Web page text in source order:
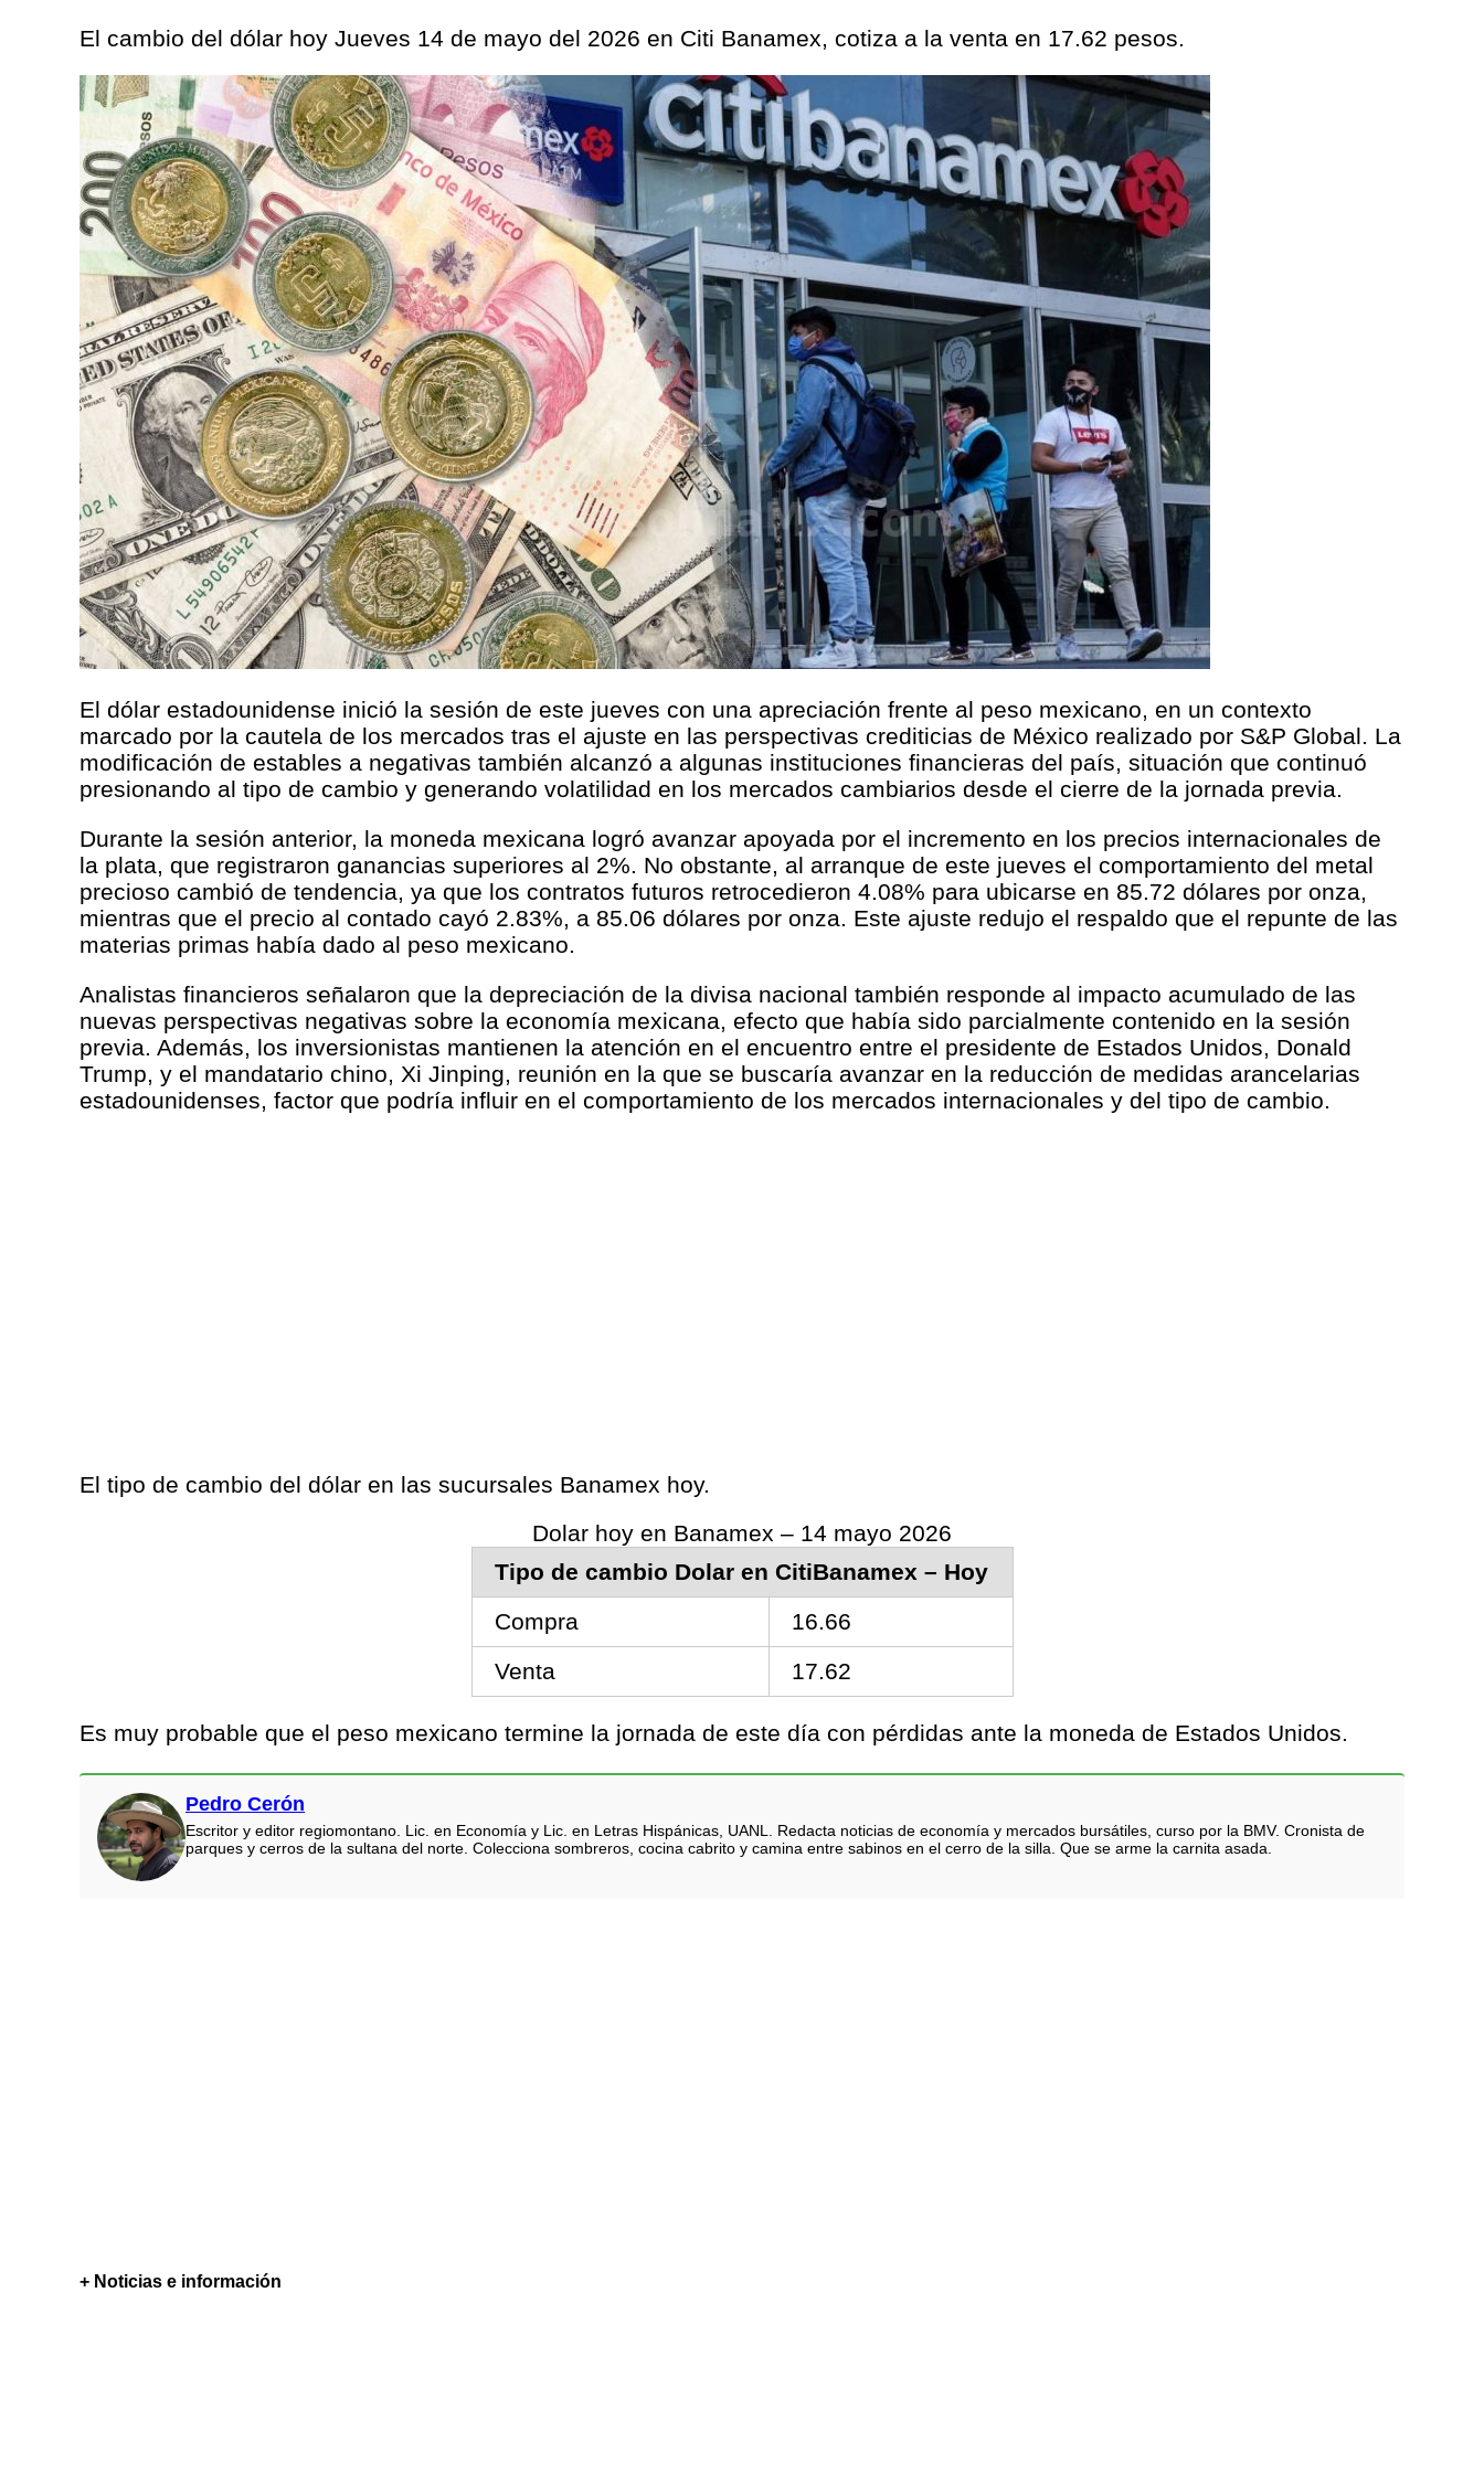
El cambio del dólar hoy Jueves 14 de mayo del 2026 en Citi Banamex, cotiza a la venta en 17.62 pesos.
El dólar estadounidense inició la sesión de este jueves con una apreciación frente al peso mexicano, en un contexto
marcado por la cautela de los mercados tras el ajuste en las perspectivas crediticias de México realizado por S&P Global. La
modificación de estables a negativas también alcanzó a algunas instituciones financieras del país, situación que continuó
presionando al tipo de cambio y generando volatilidad en los mercados cambiarios desde el cierre de la jornada previa.
Durante la sesión anterior, la moneda mexicana logró avanzar apoyada por el incremento en los precios internacionales de
la plata, que registraron ganancias superiores al 2%. No obstante, al arranque de este jueves el comportamiento del metal
precioso cambió de tendencia, ya que los contratos futuros retrocedieron 4.08% para ubicarse en 85.72 dólares por onza,
mientras que el precio al contado cayó 2.83%, a 85.06 dólares por onza. Este ajuste redujo el respaldo que el repunte de las
materias primas había dado al peso mexicano.
Analistas financieros señalaron que la depreciación de la divisa nacional también responde al impacto acumulado de las
nuevas perspectivas negativas sobre la economía mexicana, efecto que había sido parcialmente contenido en la sesión
previa. Además, los inversionistas mantienen la atención en el encuentro entre el presidente de Estados Unidos, Donald
Trump, y el mandatario chino, Xi Jinping, reunión en la que se buscaría avanzar en la reducción de medidas arancelarias
estadounidenses, factor que podría influir en el comportamiento de los mercados internacionales y del tipo de cambio.
El tipo de cambio del dólar en las sucursales Banamex hoy.
Dolar hoy en Banamex – 14 mayo 2026
Tipo de cambio Dolar en CitiBanamex – Hoy
Compra
16.66
Venta
17.62
Es muy probable que el peso mexicano termine la jornada de este día con pérdidas ante la moneda de Estados Unidos.
Pedro Cerón
Escritor y editor regiomontano. Lic. en Economía y Lic. en Letras Hispánicas, UANL. Redacta noticias de economía y mercados bursátiles, curso por la BMV. Cronista de
parques y cerros de la sultana del norte. Colecciona sombreros, cocina cabrito y camina entre sabinos en el cerro de la silla. Que se arme la carnita asada.
+ Noticias e información